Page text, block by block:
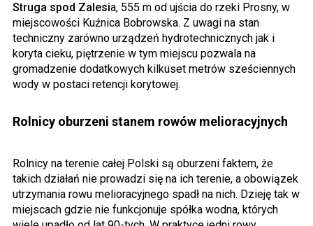
Struga spod Zalesia, 555 m od ujścia do rzeki Prosny, w
miejscowości Kuźnica Bobrowska. Z uwagi na stan
techniczny zarówno urządzeń hydrotechnicznych jak i
koryta cieku, piętrzenie w tym miejscu pozwala na
gromadzenie dodatkowych kilkuset metrów sześciennych
wody w postaci retencji korytowej.
Rolnicy oburzeni stanem rowów melioracyjnych
Rolnicy na terenie całej Polski są oburzeni faktem, że
takich działań nie prowadzi się na ich terenie, a obowiązek
utrzymania rowu melioracyjnego spadł na nich. Dzieję tak w
miejscach gdzie nie funkcjonuje spółka wodna, których